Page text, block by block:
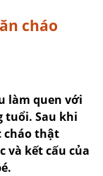
cháo
làm quen với
tuổi. Sau khi
cháo thật
và kết cấu của